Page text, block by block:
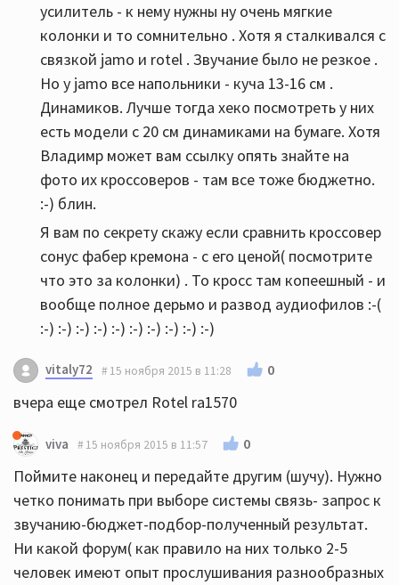
усилитель - к нему нужны ну очень мягкие
колонки и то сомнительно . Хотя я сталкивался с
связкой jamo и rotel . Звучание было не резкое .
Но у jamo все напольники - куча 13-16 см .
Динамиков. Лучше тогда хеко посмотреть у них
есть модели с 20 см динамиками на бумаге. Хотя
Владимр может вам ссылку опять знайте на
фото их кроссоверов - там все тоже бюджетно.
:-) блин.
Я вам по секрету скажу если сравнить кроссовер
сонус фабер кремона - с его ценой( посмотрите
что это за колонки) . То кросс там копеешный - и
вообще полное дерьмо и развод аудиофилов :-(
:-) :-) :-) :-) :-) :-) :-) :-) :-) :-)
vitaly72 15 ноября 2015 в 11:28 0
вчера еще смотрел Rotel ra1570
viva 15 ноября 2015 в 11:57 0
Поймите наконец и передайте другим (шучу). Нужно
четко понимать при выборе системы связь- запрос к
звучанию-бюджет-подбор-полученный результат.
Ни какой форум( как правило на них только 2-5
человек имеют опыт прослушивания разнообразных